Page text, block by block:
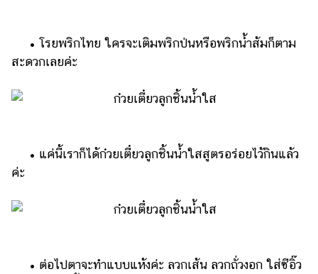
• โรยพริกไทย ใครจะเติมพริกป่นหรือพริกน้ำส้มก็ตาม
สะดวกเลยค่ะ
• แค่นี้เราก็ได้ก๋วยเตี๋ยวลูกชิ้นน้ำใสสูตรอร่อยไว้กินแล้ว
ค่ะ
• ต่อไปตาจะทำแบบแห้งค่ะ ลวกเส้น ลวกถั่วงอก ใส่ซีอิ๊ว